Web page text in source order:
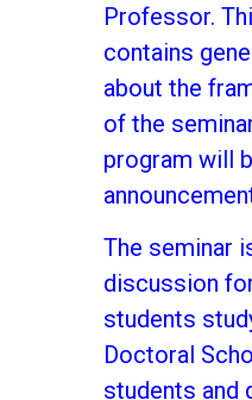
Professor.
contains
about the
of the
program will
The seminar
discussion
students
Doctoral
students and